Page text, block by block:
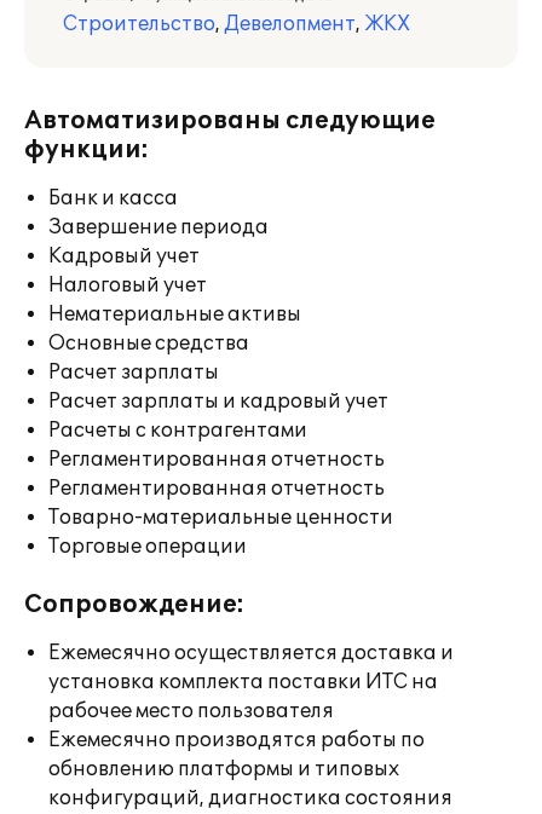
Строительство, Девелопмент, ЖКХ
Автоматизированы следующие
функции:
Банк и касса
Завершение периода
Кадровый учет
Налоговый учет
Нематериальные активы
Основные средства
Расчет зарплаты
Расчет зарплаты и кадровый учет
Расчеты с контрагентами
Регламентированная отчетность
Регламентированная отчетность
Товарно-материальные ценности
Торговые операции
Сопровождение:
Ежемесячно осуществляется доставка и
установка комплекта поставки ИТС на
рабочее место пользователя
Ежемесячно производятся работы по
обновлению платформы и типовых
конфигураций, диагностика состояния